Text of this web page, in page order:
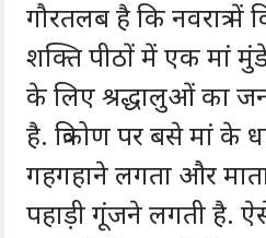
गौरतलब है कि नवरात्र में
शक्ति पीठों में एक मां
के लिए श्रद्धालुओं का
है. त्रिकोण पर बसे मां के
गहगहाने लगता और
पहाड़ी गूंजने लगती है.